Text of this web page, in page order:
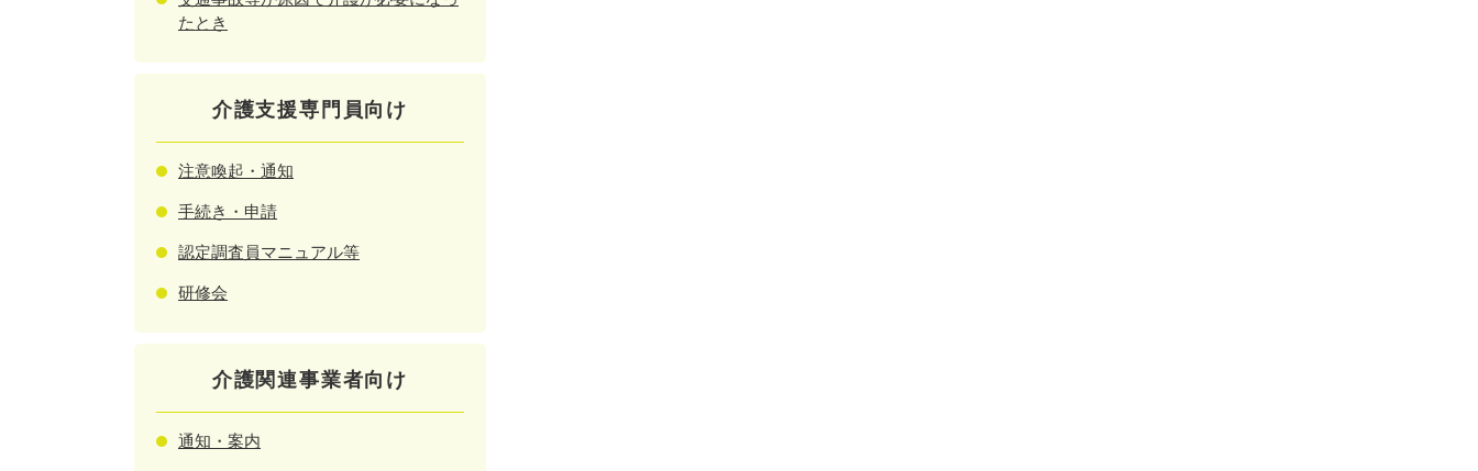
たとき
介護支援専門員向け
注意喚起・通知
手続き・申請
認定調査員マニュアル等
研修会
介護関連事業者向け
通知・案内